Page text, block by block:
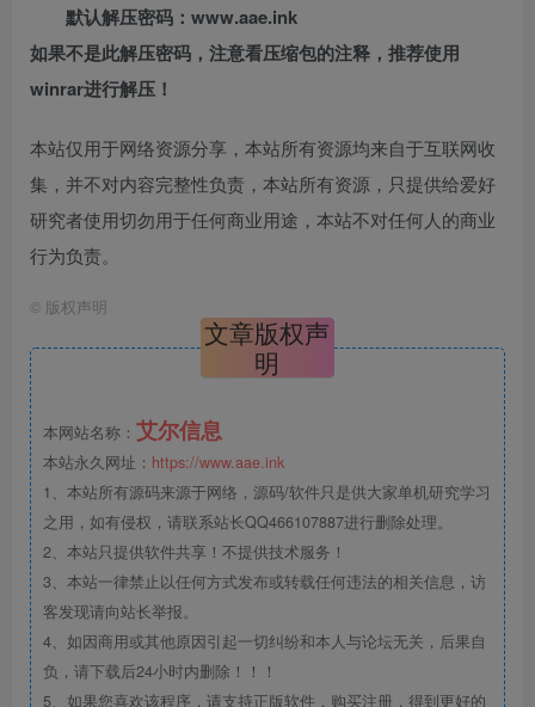
默认解压密码：www.aae.ink
如果不是此解压密码，注意看压缩包的注释，推荐使用
winrar进行解压！
本站仅用于网络资源分享，本站所有资源均来自于互联网收
集，并不对内容完整性负责，本站所有资源，只提供给爱好
研究者使用切勿用于任何商业用途，本站不对任何人的商业
行为负责。
© 版权声明
文章版权声
明
本网站名称： 艾尔信息
本站永久网址： https://www.aae.ink
1、本站所有源码来源于网络，源码/软件只是供大家单机研究学习
之用，如有侵权，请联系站长QQ466107887进行删除处理。
2、本站只提供软件共享！不提供技术服务！
3、本站一律禁止以任何方式发布或转载任何违法的相关信息，访
客发现请向站长举报。
4、如因商用或其他原因引起一切纠纷和本人与论坛无关，后果自
负，请下载后24小时内删除！！！
5、如果您喜欢该程序，请支持正版软件，购买注册，得到更好的